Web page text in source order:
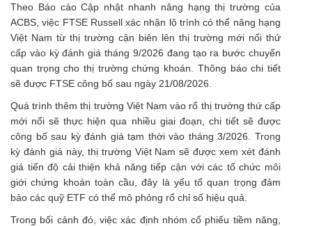
Theo Báo cáo Cập nhật nhanh nâng hạng thị trường của
ACBS, việc FTSE Russell xác nhận lộ trình có thể nâng hạng
Việt Nam từ thị trường cận biên lên thị trường mới nổi thứ
cấp vào kỳ đánh giá tháng 9/2026 đang tạo ra bước chuyển
quan trọng cho thị trường chứng khoán. Thông báo chi tiết
sẽ được FTSE công bố sau ngày 21/08/2026.
Quá trình thêm thị trường Việt Nam vào rổ thị trường thứ cấp
mới nổi sẽ thực hiện qua nhiều giai đoạn, chi tiết sẽ được
công bố sau kỳ đánh giá tạm thời vào tháng 3/2026. Trong
kỳ đánh giá này, thị trường Việt Nam sẽ được xem xét đánh
giá tiến độ cải thiện khả năng tiếp cận với các tổ chức môi
giới chứng khoán toàn cầu, đây là yếu tố quan trọng đảm
bảo các quỹ ETF có thể mô phỏng rổ chỉ số hiệu quả.
Trong bối cảnh đó, việc xác định nhóm cổ phiếu tiềm năng,